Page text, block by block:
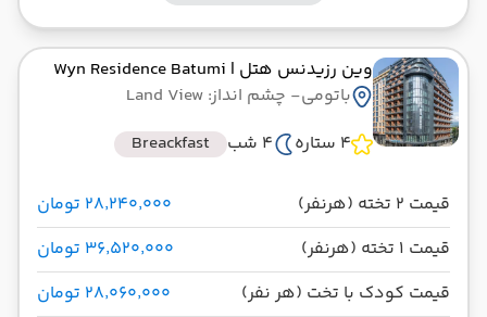
وین رزیدنس هتل | Wyn Residence Batumi
باتومی- چشم انداز: Land View
4 ستاره
4 شب Breackfast
قیمت 2 تخته (هرنفر)
۲۸٬۲۴۰٬۰۰۰ تومان
قیمت 1 تخته (هرنفر)
۳۶٬۵۲۰٬۰۰۰ تومان
قیمت کودک با تخت (هر نفر)
۲۸٬۰۶۰٬۰۰۰ تومان